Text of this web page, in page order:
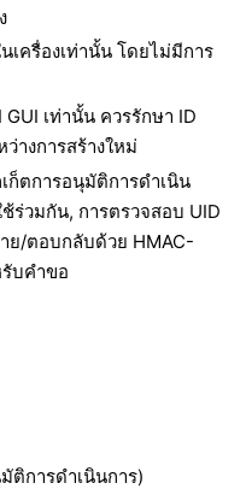
เครื่องเท่านั้น โดยไม่มีการ
เท่านั้น ควรรักษา ID
างการสร้างใหม่
ก็ตการอนุมัติการดำเนิน
ร่วมกัน, การตรวจสอบ UID
ย/ตอบกลับด้วย HMAC-
บคำขอ
ติการดำเนินการ)